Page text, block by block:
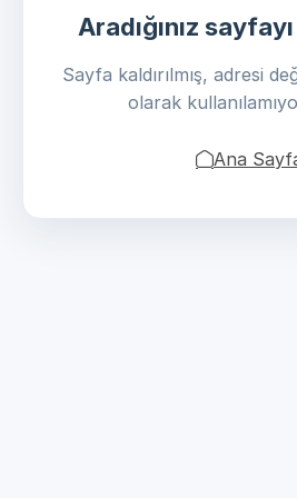
Aradığınız
Sayfa kaldırılmış, adresi
olarak
Ana